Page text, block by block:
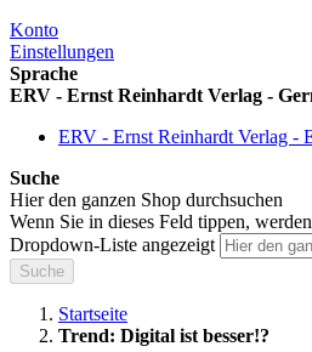
Konto
Einstellungen
Sprache
ERV - Ernst Reinhardt Verlag -
ERV - Ernst Reinhardt Verlag -
Suche
Hier den ganzen Shop durchsuchen
Wenn Sie in dieses Feld tippen,
Dropdown-Liste angezeigt
Suche
Startseite
Trend: Digital ist besser!?